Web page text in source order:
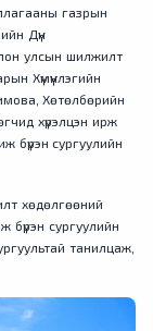
газрын
Дүн
улсын шилжилт
Хүмүүнлэгийн
Хөтөлбөрийн
хүрэлцэн ирж
бүрэн сургуулийн
хөдөлгөөний
сургуулийн
танилцаж,